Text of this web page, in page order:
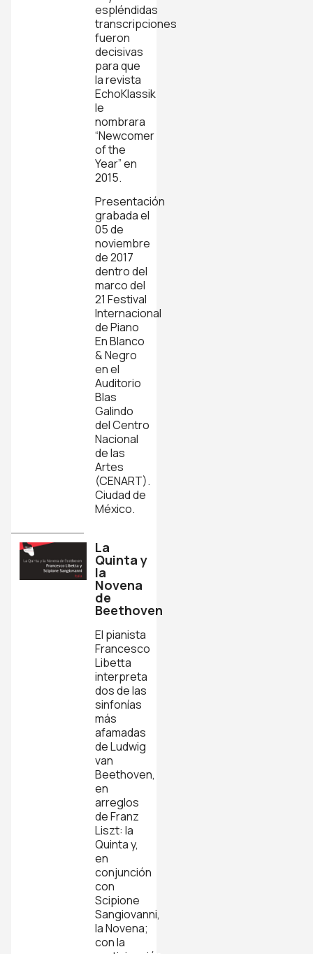
espléndidas
transcripciones
fueron
decisivas
para que
la revista
EchoKlassik
le
nombrara
“Newcomer
of the
Year” en
2015.
Presentación
grabada el
05 de
noviembre
de 2017
dentro del
marco del
21 Festival
Internacional
de Piano
En Blanco
& Negro
en el
Auditorio
Blas
Galindo
del Centro
Nacional
de las
Artes
(CENART).
Ciudad de
México.
La
Quinta y
la
Novena
de
Beethoven
El pianista
Francesco
Libetta
interpreta
dos de las
sinfonías
más
afamadas
de Ludwig
van
Beethoven,
en
arreglos
de Franz
Liszt: la
Quinta y,
en
conjunción
con
Scipione
Sangiovanni,
la Novena;
con la